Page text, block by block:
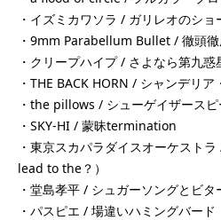
・イズミカワソラ / ガリレオのショ
・9mm Parabellum Bullet / 徹頭
・クリープハイプ / さよなら第九惑
・THE BACK HORN / シャンデリア
・the pillows / シューゲイザースピ
・SKY-HI / 蒙昧termination
・東京スカパラダイスオーケスト
lead to the？）
・堂島孝平 / シュガーソングとビタ
・パスピエ / 場違いハミングバード